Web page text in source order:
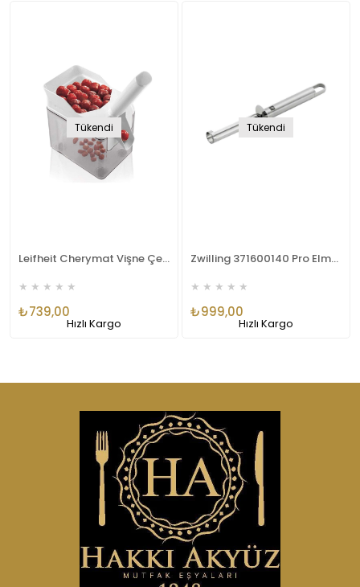
Tükendi
Leifheit Cherymat Vişne Çekirdeği Çıkarıcı Lfh37200
★ ★ ★ ★ ★
₺739,00
Hızlı Kargo
Tükendi
Zwilling 371600140 Pro Elma Çekirdeği Çıkarıcı
★ ★ ★ ★ ★
₺999,00
Hızlı Kargo